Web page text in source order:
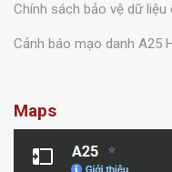
Chính sách bảo vệ dữ liệu
Cảnh báo mạo danh A25
Maps